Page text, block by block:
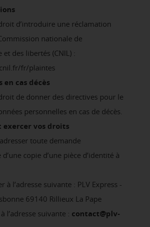
d’introduire une réclamation
nationale de
et des libertés (CNIL) :
fr/plaintes
en cas décès
de donner des directives pour le
personnelles en cas de décès.
exercer vos droits
toute demande
copie d’une pièce d’identité à
à l’adresse suivante : PLV Express -
69140 Rillieux La Pape
l’adresse suivante : contact@plv-